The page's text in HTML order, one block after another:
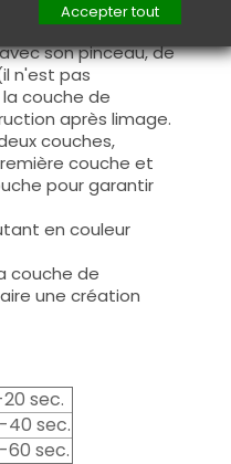
son pinceau, de
n'est pas
couche de
après limage.
couches,
couche et
pour garantir
en couleur
couche de
une création
sec.
40 sec.
60 sec.
Accepter tout